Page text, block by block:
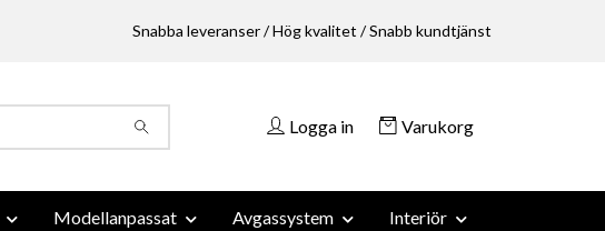
Snabba leveranser / Hög kvalitet / Snabb kundtjänst
Logga in Varukorg
Modellanpassat Avgassystem Interiör